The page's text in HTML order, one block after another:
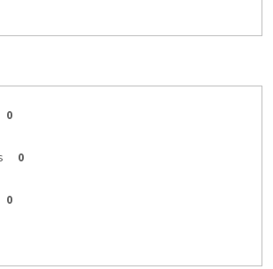
0
0
0